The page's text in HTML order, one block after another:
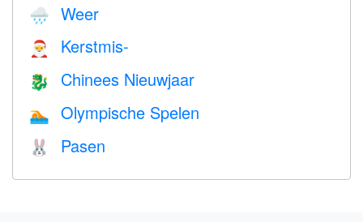
🌧 Weer
🎅 Kerstmis-
🐉 Chinees Nieuwjaar
🏊 Olympische Spelen
🐰 Pasen